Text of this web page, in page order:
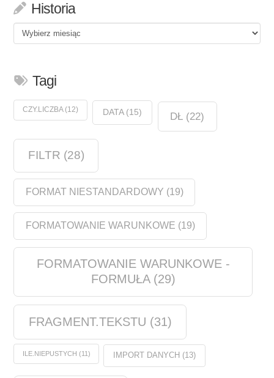
Historia
Historia
Tagi
CZY.LICZBA(12) DATA(15) DŁ (22)
FILTR (28)
FORMAT NIESTANDARDOWY (19)
FORMATOWANIE WARUNKOWE (19)
FORMATOWANIE WARUNKOWE -
FORMUŁA(29)
FRAGMENT.TEKSTU (31)
ILE.NIEPUSTYCH (11) IMPORT DANYCH (13)